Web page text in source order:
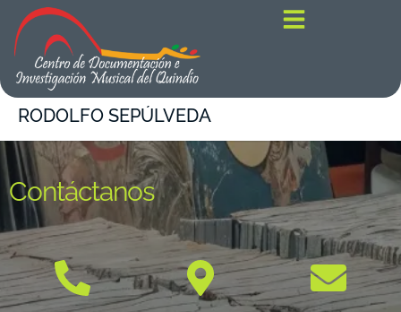
contenido
RODOLFO SEPÚLVEDA
Contáctanos